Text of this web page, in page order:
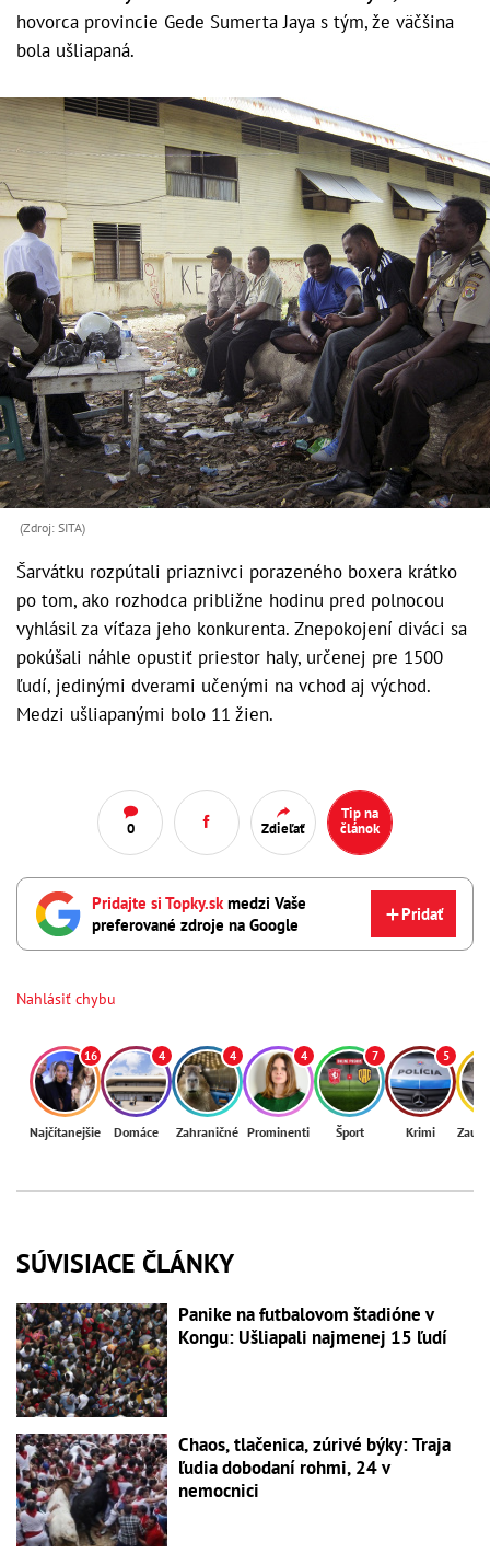
hovorca provincie Gede Sumerta Jaya s tým, že väčšina
bola ušliapaná.
(Zdroj: SITA)
Šarvátku rozpútali priaznivci porazeného boxera krátko
po tom, ako rozhodca približne hodinu pred polnocou
vyhlásil za víťaza jeho konkurenta. Znepokojení diváci sa
pokúšali náhle opustiť priestor haly, určenej pre 1500
ľudí, jedinými dverami učenými na vchod aj východ.
Medzi ušliapanými bolo 11 žien.
0 Zdieľať
Tip na
článok
Pridajte si Topky.sk medzi Vaše
preferované zdroje na Google
Pridať
Nahlásiť chybu
16
Najčítanejšie
4
Domáce
4
Zahraničné
4
Prominenti
7
Šport
5
Krimi
SÚVISIACE ČLÁNKY
Panike na futbalovom štadióne v
Kongu: Ušliapali najmenej 15 ľudí
Chaos, tlačenica, zúrivé býky: Traja
ľudia dobodaní rohmi, 24 v
nemocnici